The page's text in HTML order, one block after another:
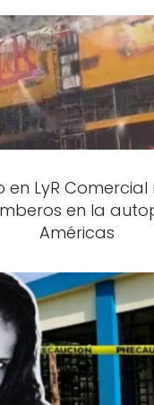
en LyR Comercial
en la
Américas